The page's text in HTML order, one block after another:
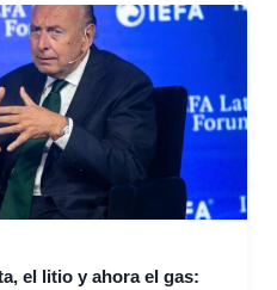
el litio y ahora el gas: